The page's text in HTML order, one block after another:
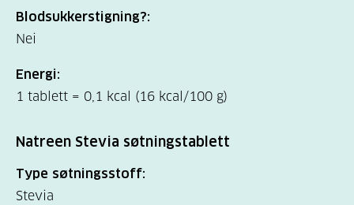
Blodsukkerstigning?:
Nei
Energi:
1 tablett = 0,1 kcal (16 kcal/100 g)
Natreen Stevia søtningstablett
Type søtningsstoff:
Stevia